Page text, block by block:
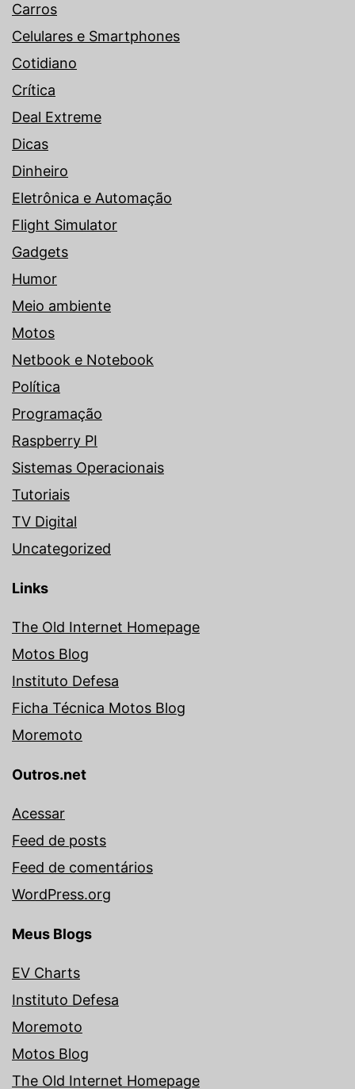
Carros
Celulares e Smartphones
Cotidiano
Crítica
Deal Extreme
Dicas
Dinheiro
Eletrônica e Automação
Flight Simulator
Gadgets
Humor
Meio ambiente
Motos
Netbook e Notebook
Política
Programação
Raspberry PI
Sistemas Operacionais
Tutoriais
TV Digital
Uncategorized
Links
The Old Internet Homepage
Motos Blog
Instituto Defesa
Ficha Técnica Motos Blog
Moremoto
Outros.net
Acessar
Feed de posts
Feed de comentários
WordPress.org
Meus Blogs
EV Charts
Instituto Defesa
Moremoto
Motos Blog
The Old Internet Homepage